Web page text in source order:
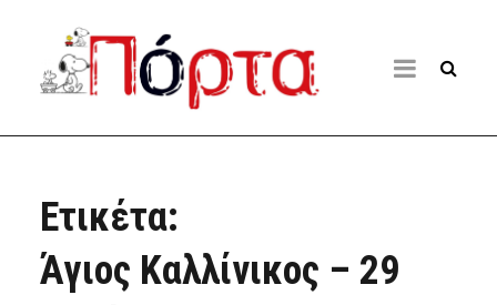
Ετικέτα:
Άγιος Καλλίνικος – 29